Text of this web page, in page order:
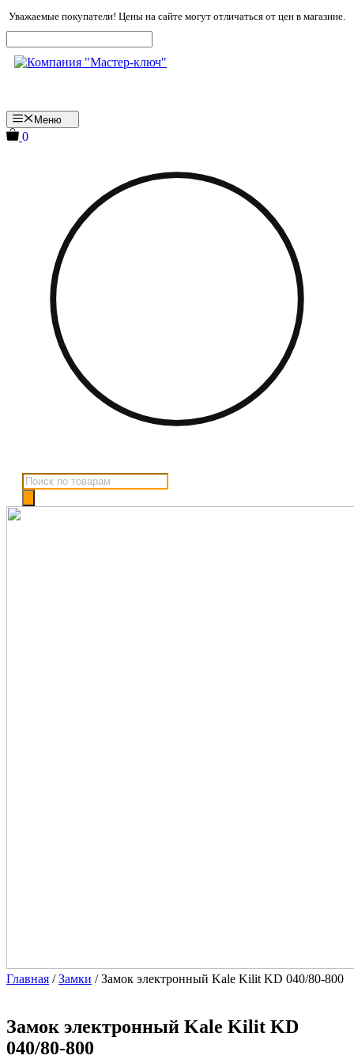
Перейти
к
содержимому
Уважаемые покупатели! Цены на сайте могут отличаться от цен в магазине.
Меню
0
Поиск
товаров
Главная /Замки / Замок электронный Kale Kilit KD 040/80-800
Замок электронный Kale Kilit KD
040/80-800